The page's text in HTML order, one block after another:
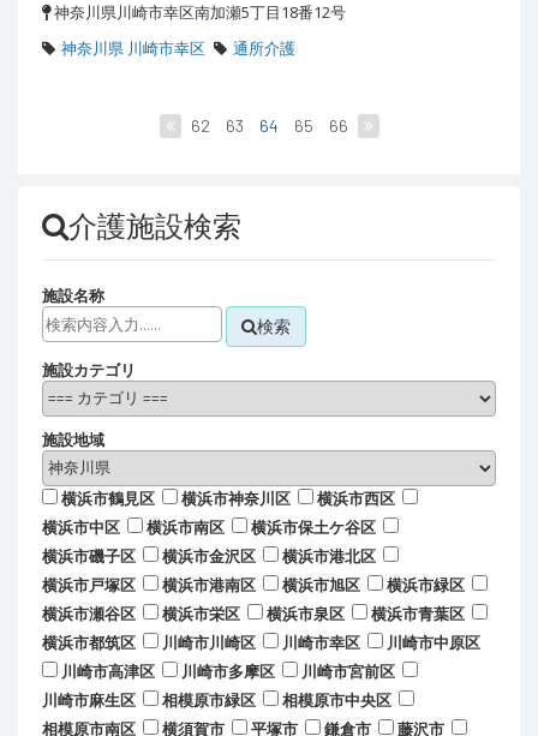
神奈川県川崎市幸区南加瀬5丁目18番12号
神奈川県 川崎市幸区
通所介護
62 63 64 65 66
介護施設検索
施設名称
検索
施設カテゴリ
施設地域
横浜市鶴見区 横浜市神奈川区
横浜市西区
横浜市中区
横浜市南区
横浜市保土ケ谷区
横浜市磯子区
横浜市金沢区
横浜市港北区
横浜市戸塚区
横浜市港南区 横浜市旭区
横浜市緑区
横浜市瀬谷区
横浜市栄区 横浜市泉区
横浜市青葉区
横浜市都筑区
川崎市川崎区 川崎市幸区
川崎市中原区
川崎市高津区
川崎市多摩区
川崎市宮前区
川崎市麻生区
相模原市緑区
相模原市中央区
相模原市南区
横須賀市 平塚市 鎌倉市 藤沢市